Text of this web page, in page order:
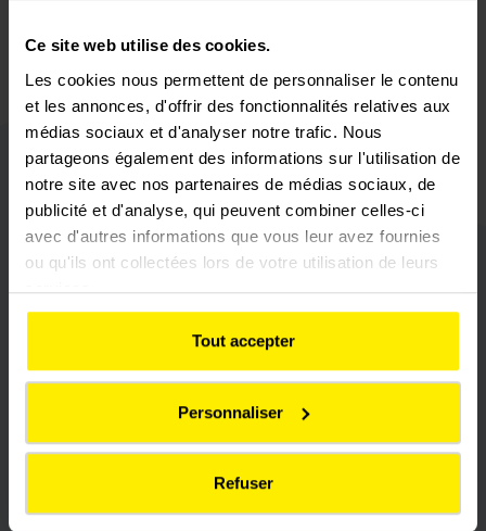
Ce site web utilise des cookies.
Les cookies nous permettent de personnaliser le contenu
et les annonces, d'offrir des fonctionnalités relatives aux
médias sociaux et d'analyser notre trafic. Nous
partageons également des informations sur l'utilisation de
notre site avec nos partenaires de médias sociaux, de
publicité et d'analyse, qui peuvent combiner celles-ci
avec d'autres informations que vous leur avez fournies
ou qu'ils ont collectées lors de votre utilisation de leurs
services.
Tout accepter
Personnaliser
Refuser
Wichtige Projekte
FRANKFURT HOMBURGER
ZWEIGLEISIGE ERWEITERUNG